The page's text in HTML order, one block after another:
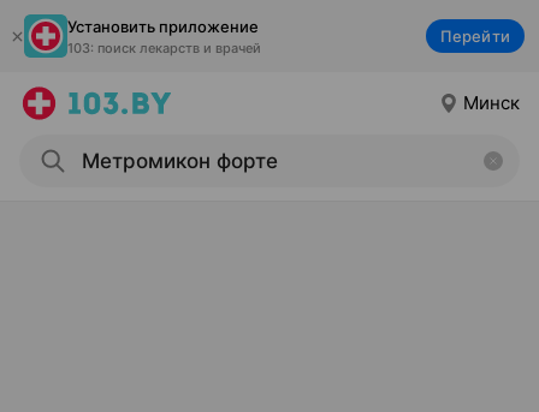
Установить приложение
103: поиск лекарств и врачей
Перейти
Минск